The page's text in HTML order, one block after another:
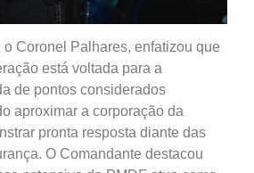
o Coronel Palhares, enfatizou que
está voltada para a
de pontos considerados
aproximar a corporação da
pronta resposta diante das
O Comandante destacou